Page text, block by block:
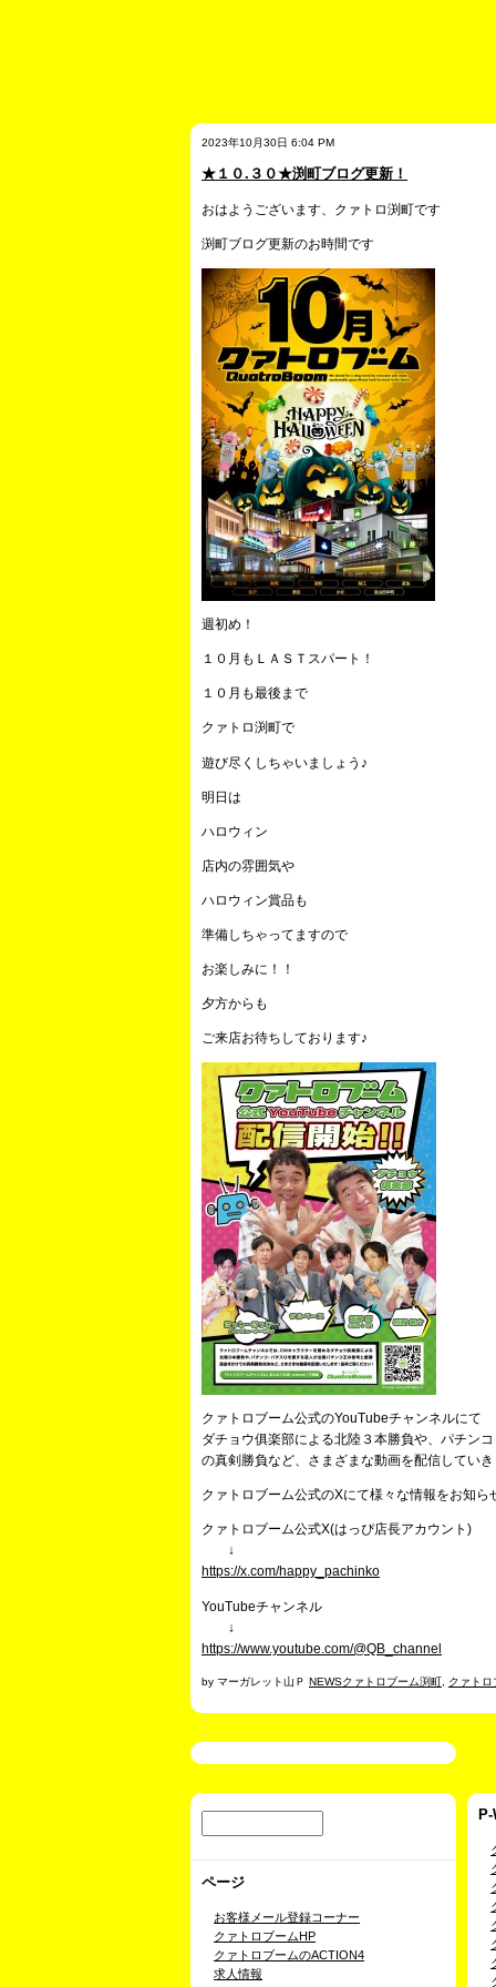
2023年10月30日 6:04 PM
★１０.３０★渕町ブログ更新！
おはようございます、クァトロ渕町です
渕町ブログ更新のお時間です
週初め！
１０月もＬＡＳＴスパート！
１０月も最後まで
クァトロ渕町で
遊び尽くしちゃいましょう♪
明日は
ハロウィン
店内の雰囲気や
ハロウィン賞品も
準備しちゃってますので
お楽しみに！！
夕方からも
ご来店お待ちしております♪
クァトロブーム公式のYouTubeチャンネルにて
ダチョウ俱楽部による北陸３本勝負や、パチン
の真剣勝負など、さまざまな動画を配信してい
クァトロブーム公式のXにて様々な情報をお知
クァトロブーム公式X(はっぴ店長アカウント)
↓
https://x.com/happy_pachinko
YouTubeチャンネル
↓
https://www.youtube.com/@QB_channel
by マーガレット山Ｐ NEWSクァトロブーム渕町 クァトロ
ページ
お客様メール登録コーナー
クァトロブームHP
クァトロブームのACTION4
求人情報